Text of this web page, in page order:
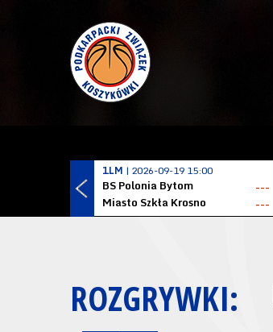
1LM | 2026-09-19 15:00
BS Polonia Bytom
---
Miasto Szkła Krosno
---
ROZGRYWKI: